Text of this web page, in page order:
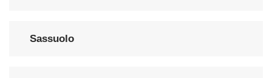
Sassuolo